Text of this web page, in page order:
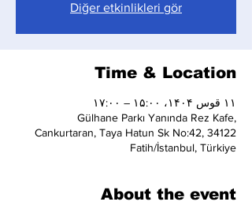
Diğer etkinlikleri gör
Time & Location
۱۱ قوس ۱۴۰۴، ۱۵:۰۰ – ۱۷:۰۰
Gülhane Parkı Yanında Rez Kafe,
Cankurtaran, Taya Hatun Sk No:42, 34122
Fatih/İstanbul, Türkiye
About the event